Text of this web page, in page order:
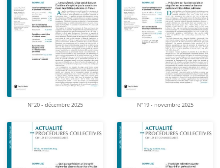
N°20 - décembre 2025 N°19 - novembre 2025